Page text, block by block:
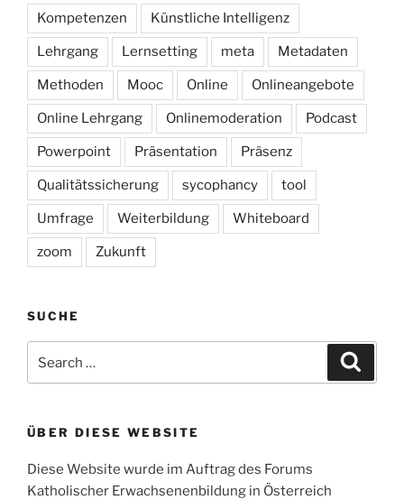
Kompetenzen Künstliche Intelligenz
Lehrgang Lernsetting meta Metadaten
Methoden Mooc Online Onlineangebote
Online Lehrgang Onlinemoderation Podcast
Powerpoint Präsentation Präsenz
Qualitätssicherung sycophancy tool
Umfrage Weiterbildung Whiteboard
zoom Zukunft
SUCHE
for:
ÜBER DIESE WEBSITE
Diese Website wurde im Auftrag des Forums
Katholischer Erwachsenenbildung in Österreich